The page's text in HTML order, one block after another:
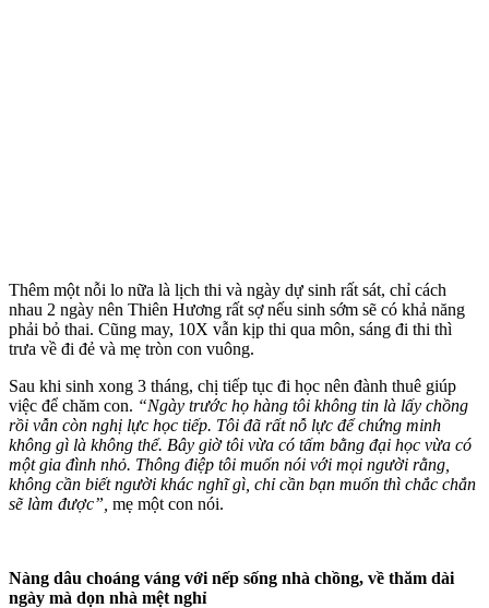
Thêm một nỗi lo nữa là lịch thi và ngày dự sinh rất sát, chỉ cách
nhau 2 ngày nên Thiên Hương rất sợ nếu sinh sớm sẽ có khả năng
phải bỏ thai. Cũng may, 10X vẫn kịp thi qua môn, sáng đi thi thì
trưa về đi đẻ và mẹ tròn con vuông.
Sau khi sinh xong 3 tháng, chị tiếp tục đi học nên đành thuê giúp
việc để chăm con. “Ngày trước họ hàng tôi không tin là lấy chồng
rồi vẫn còn nghị lực học tiếp. Tôi đã rất nỗ lực để chứng minh
không gì là không thể. Bây giờ tôi vừa có tấm bằng đại học vừa có
một gia đình nhỏ. Thông điệp tôi muốn nói với mọi người rằng,
không cần biết người khác nghĩ gì, chỉ cần bạn muốn thì chắc chắn
sẽ làm được”, mẹ một con nói.
Nàng dâu choáng váng với nếp sống nhà chồng, về thăm dài
ngày mà dọn nhà mệt nghỉ